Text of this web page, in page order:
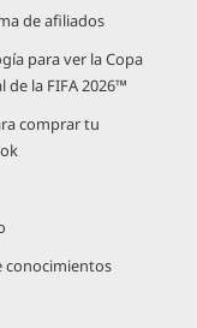
de afiliados
para ver la Copa
de la FIFA 2026™
comprar tu
conocimientos